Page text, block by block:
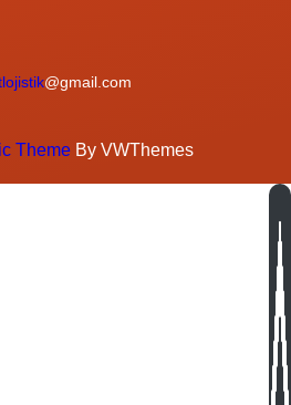
@gmail.com
Theme By VWThemes